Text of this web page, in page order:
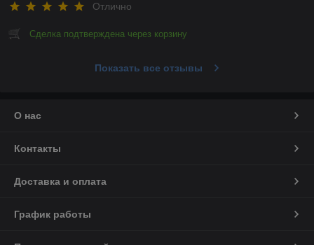
Отлично
Сделка подтверждена через корзину
Показать все отзывы
О нас
Контакты
Доставка и оплата
График работы